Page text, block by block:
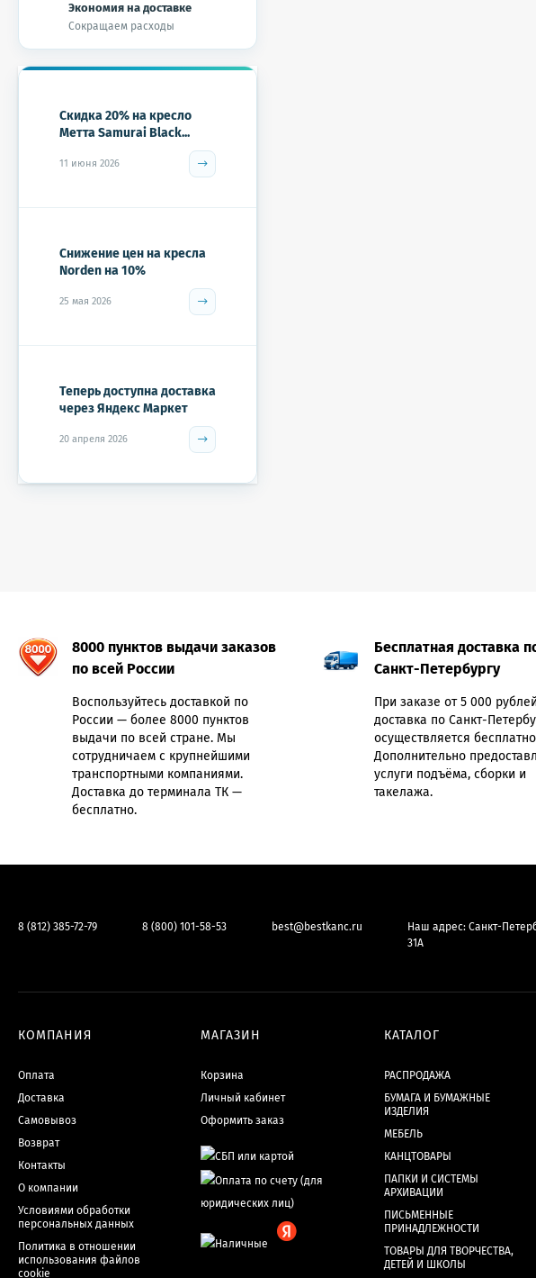
Экономия на доставке
Сокращаем расходы
Скидка 20% на кресло
Метта Samurai Black...
11 июня 2026
Снижение цен на кресла
Norden на 10%
25 мая 2026
Теперь доступна доставка
через Яндекс Маркет
20 апреля 2026
8000 пунктов выдачи заказов
по всей России
Воспользуйтесь доставкой по
России — более 8000 пунктов
выдачи по всей стране. Мы
сотрудничаем с крупнейшими
транспортными компаниями.
Доставка до терминала ТК —
бесплатно.
Бесплатная доставка
Санкт-Петербургу
При заказе от 5 000 рублей
доставка по Санкт-
осуществляется
Дополнительно
услуги подъёма, сборки и
такелажа.
8 (812) 385-72-79 8 (800) 101-58-53 best@bestkanc.ru
Наш адрес: Санкт-
31А
КОМПАНИЯ
Оплата
Доставка
Самовывоз
Возврат
Контакты
О компании
Условиями обработки
персональных данных
Политика в отношении
использования файлов
cookie
МАГАЗИН
Корзина
Личный кабинет
Оформить заказ
КАТАЛОГ
РАСПРОДАЖА
БУМАГА И БУМАЖНЫЕ
ИЗДЕЛИЯ
МЕБЕЛЬ
КАНЦТОВАРЫ
ПАПКИ И СИСТЕМЫ
АРХИВАЦИИ
ПИСЬМЕННЫЕ
ПРИНАДЛЕЖНОСТИ
ТОВАРЫ ДЛЯ ТВОРЧЕСТВА,
ДЕТЕЙ И ШКОЛЫ